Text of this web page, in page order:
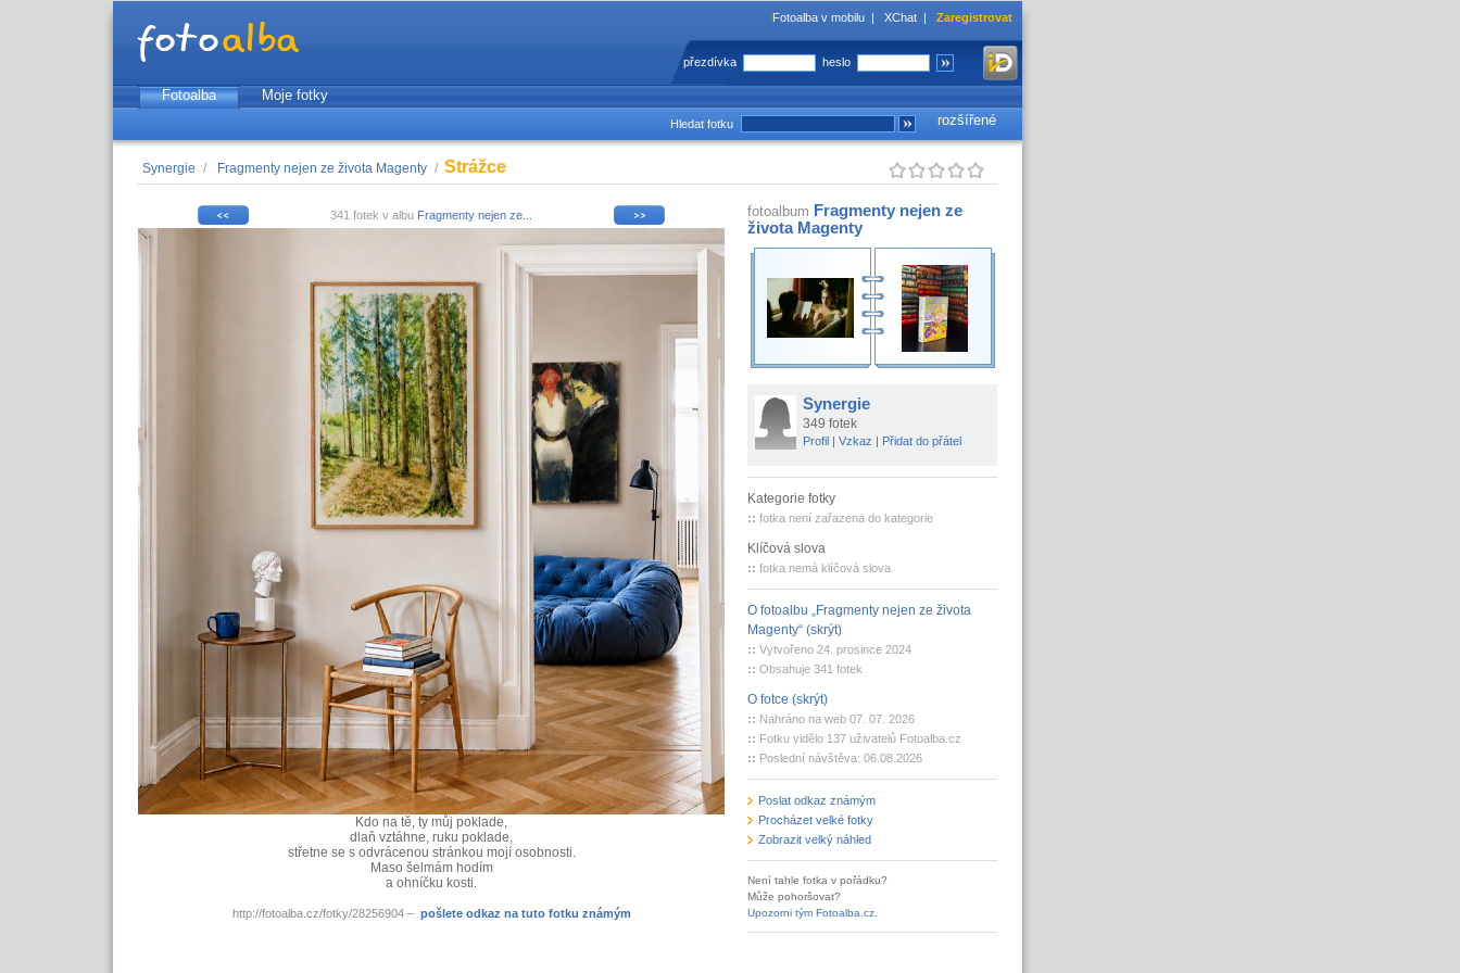
Fotoalba v mobilu | XChat | Zaregistrovat
přezdívka heslo
Fotoalba
Moje fotky
rozšířené
Hledat fotku
Synergie / Fragmenty nejen ze života Magenty / Strážce
341 fotek v albu Fragmenty nejen ze...
Kdo na tě, ty můj poklade,
dlaň vztáhne, ruku poklade,
střetne se s odvrácenou stránkou mojí osobnosti.
Maso šelmám hodím
a ohníčku kosti.
http://fotoalba.cz/fotky/28256904 – pošlete odkaz na tuto fotku známým
fotoalbum Fragmenty nejen ze
života Magenty
Synergie
349 fotek
Profil| Vzkaz | Přidat do přátel
Kategorie fotky
:: fotka není zařazena do kategorie
Klíčová slova
:: fotka nemá klíčová slova
O fotoalbu „Fragmenty nejen ze života
Magenty“ (skrýt)
:: Vytvořeno 24. prosince 2024
:: Obsahuje 341 fotek
O fotce (skrýt)
:: Nahráno na web 07. 07. 2026
:: Fotku vidělo 137 uživatelů Fotoalba.cz
:: Poslední návštěva: 06.08.2026
Poslat odkaz známým
Procházet velké fotky
Zobrazit velký náhled
Není tahle fotka v pořádku?
Může pohoršovat?
Upozorni tým Fotoalba.cz